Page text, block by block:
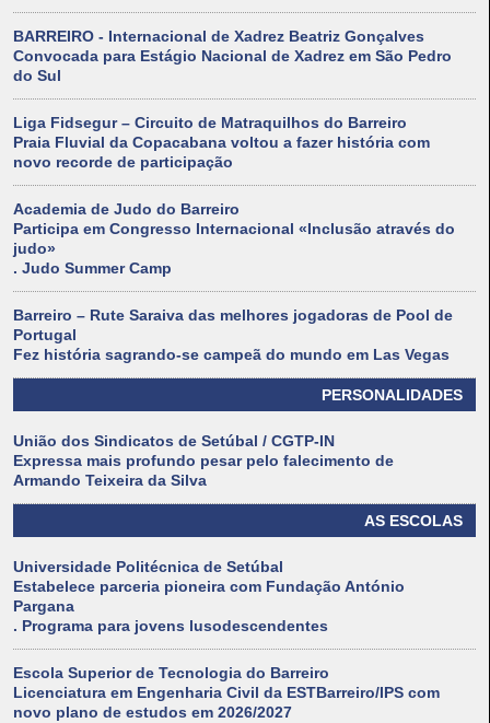
BARREIRO - Internacional de Xadrez Beatriz Gonçalves
Convocada para Estágio Nacional de Xadrez em São Pedro
do Sul
Liga Fidsegur – Circuito de Matraquilhos do Barreiro
Praia Fluvial da Copacabana voltou a fazer história com
novo recorde de participação
Academia de Judo do Barreiro
Participa em Congresso Internacional «Inclusão através do
judo»
. Judo Summer Camp
Barreiro – Rute Saraiva das melhores jogadoras de Pool de
Portugal
Fez história sagrando-se campeã do mundo em Las Vegas
PERSONALIDADES
União dos Sindicatos de Setúbal / CGTP-IN
Expressa mais profundo pesar pelo falecimento de
Armando Teixeira da Silva
AS ESCOLAS
Universidade Politécnica de Setúbal
Estabelece parceria pioneira com Fundação António
Pargana
. Programa para jovens lusodescendentes
Escola Superior de Tecnologia do Barreiro
Licenciatura em Engenharia Civil da ESTBarreiro/IPS com
novo plano de estudos em 2026/2027